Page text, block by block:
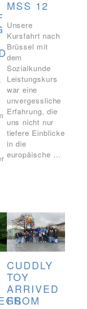
MSS 12
Unsere
Kursfahrt nach
Brüssel mit
dem
Sozialkunde
Leistungskurs
war eine
unvergessliche
Erfahrung, die
uns nicht nur
tiefere Einblicke
in die
europäische …
CUDDLY
TOY
ARRIVED
FROM